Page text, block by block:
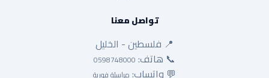
تواصل معنا
📍 فلسطين - الخليل
📞 هاتف: 0598748000
💬 واتساب: مراسلة فورية